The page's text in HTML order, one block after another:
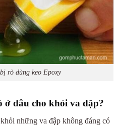
rò dùng keo Epoxy
ở đâu cho khỏi va đập?
những va đập không đáng có